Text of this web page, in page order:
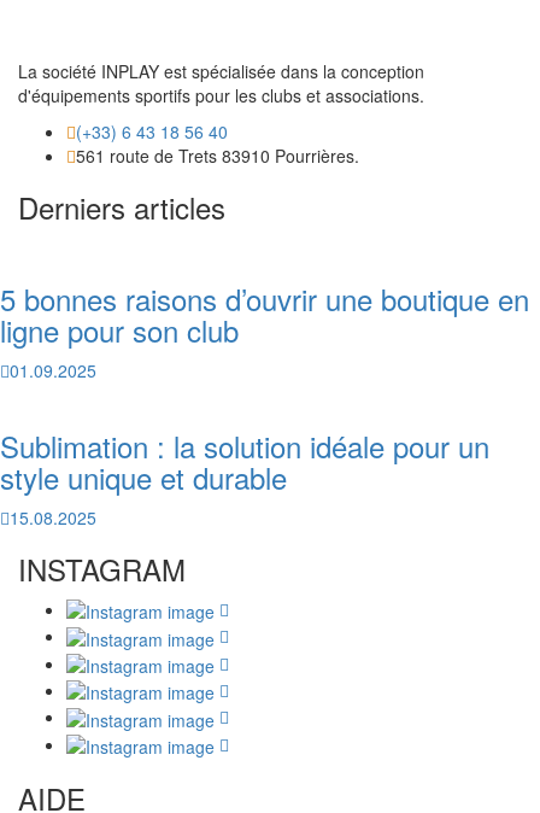
La société INPLAY est spécialisée dans la conception
d'équipements sportifs pour les clubs et associations.
(+33) 6 43 18 56 40
561 route de Trets 83910 Pourrières.
Derniers articles
5 bonnes raisons d’ouvrir une boutique en
ligne pour son club
01.09.2025
Sublimation : la solution idéale pour un
style unique et durable
15.08.2025
INSTAGRAM
AIDE